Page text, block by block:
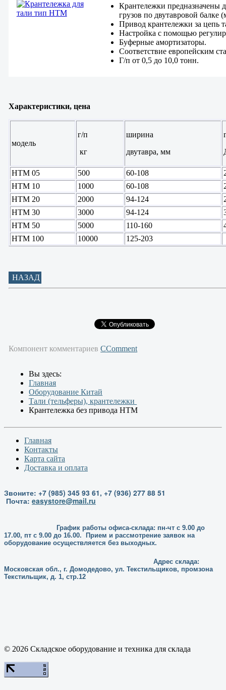
Крантележки предназначены
грузов по двутавровой балке
Привод крантележки за цепь
Настройка с помощью
Буферные амортизаторы.
Соответствие европейским
Г/п от 0,5 до 10,0 тонн.
Характеристики, цена
модель
г/п
кг
ширина
двутавра, мм
HTМ 05 500 60-108
HTМ 10
1000 60-108
HTМ 20
2000 94-124
HTМ 30
3000 94-124
HTМ 50
5000 110-160
HTМ 100
10000 125-203
НАЗАД
Компонент комментариевCComment
Вы здесь:
Главная
Оборудование Китай
Тали (тельферы), крантележки
Крантележка без привода HTM
Главная
Контакты
Карта сайта
Доставка и оплата
Звоните: +7 (985) 345 93 61, +7 (936) 277 88 51
Почта: easystore@mail.ru
График работы офиса-склада: пн-чт с 9.00 до
17.00, пт с 9.00 до 16.00. Прием и рассмотрение заявок на
оборудование осуществляется без выходных.
Адрес склада:
Московская обл., г. Домодедово, ул. Текстильщиков, промзона
Текстильщик, д. 1, стр.12
© 2026 Складское оборудование и техника для склада